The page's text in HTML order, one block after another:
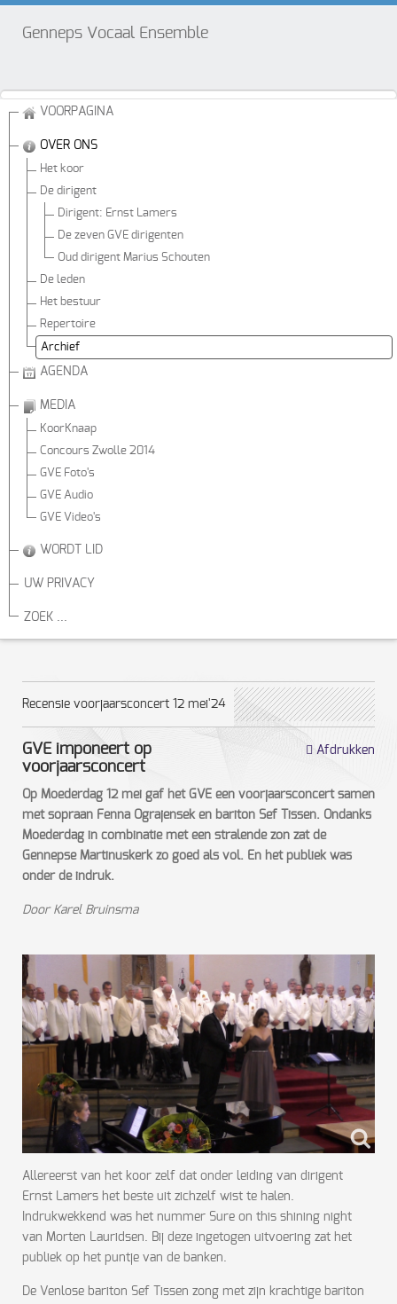
Genneps Vocaal Ensemble
VOORPAGINA
OVER ONS
Het koor
De dirigent
Dirigent: Ernst Lamers
De zeven GVE dirigenten
Oud dirigent Marius Schouten
De leden
Het bestuur
Repertoire
Archief
AGENDA
MEDIA
KoorKnaap
Concours Zwolle 2014
GVE Foto's
GVE Audio
GVE Video's
WORDT LID
UW PRIVACY
ZOEK ...
Recensie voorjaarsconcert 12 mei'24
Afdrukken
GVE imponeert op
voorjaarsconcert
Op Moederdag 12 mei gaf het GVE een voorjaarsconcert samen
met sopraan Fenna Ograjensek en bariton Sef Tissen. Ondanks
Moederdag in combinatie met een stralende zon zat de
Gennepse Martinuskerk zo goed als vol. En het publiek was
onder de indruk.
Door Karel Bruinsma
Allereerst van het koor zelf dat onder leiding van dirigent
Ernst Lamers het beste uit zichzelf wist te halen.
Indrukwekkend was het nummer Sure on this shining night
van Morten Lauridsen. Bij deze ingetogen uitvoering zat het
publiek op het puntje van de banken.
De Venlose bariton Sef Tissen zong met zijn krachtige bariton